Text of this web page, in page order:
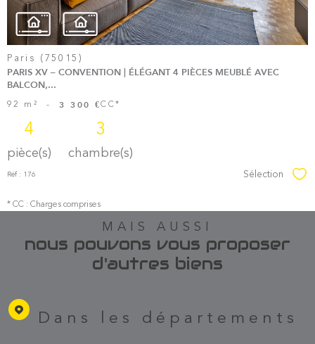
Paris (75015)
PARIS XV – CONVENTION | ÉLÉGANT 4 PIÈCES MEUBLÉ AVEC
BALCON,...
92 m² - 3 300 €CC*
4
pièce(s)
3
chambre(s)
Réf : 176 Sélection
* CC : Charges comprises
MAIS AUSSI
nous pouvons vous proposer
d'autres biens
Dans les départements